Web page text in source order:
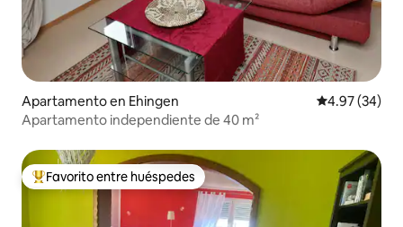
Apartamento en Ehingen Calificación
4.97 (34)
Apartamento independiente de 40 m²
Favorito entre huéspedes preferido
Favorito entre huéspedes